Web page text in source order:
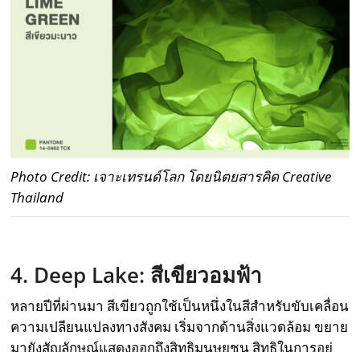
Photo Credit: เจาะเทรนด์โลก โดยนิตยสารคิด Creative
Thailand
4. Deep Lake: สีเขียวอมฟ้า
หลายปีที่ผ่านมา สีเขียวถูกใช้เป็นหนึ่งในสีสำหรับขับเคลื่อน
ความเปลียนแปลงทางสังคม เริ่มจากด้านสิ่งแวดล้อม ขยาย
มายังสัญลักษณ์แสดงออกถึงสิทธิมนุษยชน สิทธิในการอยู่